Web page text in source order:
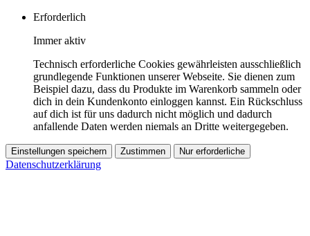
Erforderlich
Immer aktiv
Technisch erforderliche Cookies gewährleisten ausschließlich
grundlegende Funktionen unserer Webseite. Sie dienen zum
Beispiel dazu, dass du Produkte im Warenkorb sammeln oder
dich in dein Kundenkonto einloggen kannst. Ein Rückschluss
auf dich ist für uns dadurch nicht möglich und dadurch
anfallende Daten werden niemals an Dritte weitergegeben.
Einstellungen speichern Zustimmen Nur erforderliche
Datenschutzerklärung